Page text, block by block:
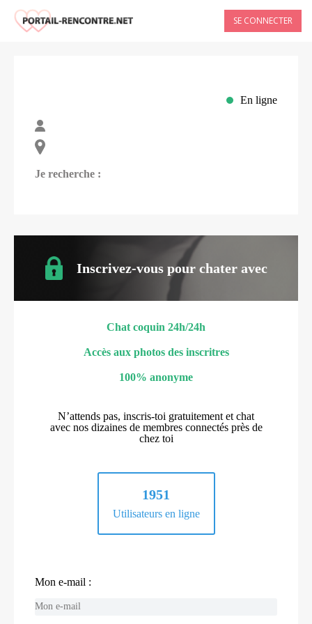
SE CONNECTER
En ligne
Je recherche :
Inscrivez-vous pour chater avec
Chat coquin 24h/24h
Accès aux photos des inscritres
100% anonyme
N’attends pas, inscris-toi gratuitement et chat
avec nos dizaines de membres connectés près de
chez toi
1951
Utilisateurs en ligne
Mon e-mail :